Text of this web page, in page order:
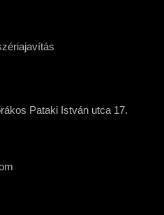
Pataki István utca 17.